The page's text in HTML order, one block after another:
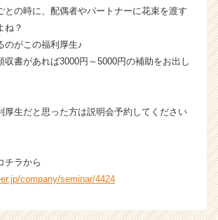
が
届
く
就
ト
キ
ャ
との時に、配偶者やパートナーに花束を渡す
ね？
のがこの福利厚生♪
収書があれば3000円～5000円の補助をお出し
厚生だと思った方は説明会予約してください
チラから
company/seminar/4424